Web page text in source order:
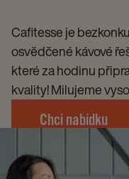
Cafitesse je
osvědčené kávové
které za hodinu
kvality! Milujeme
Chci nabídku​